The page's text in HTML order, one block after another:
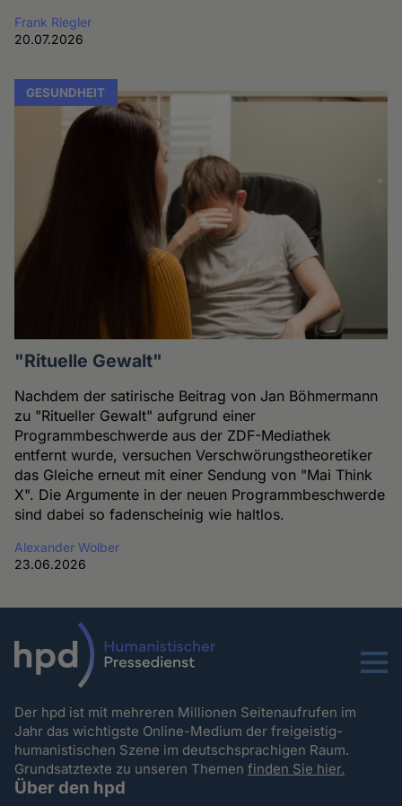
Frank Riegler
20.07.2026
GESUNDHEIT
"Rituelle Gewalt"
Nachdem der satirische Beitrag von Jan Böhmermann
zu "Ritueller Gewalt" aufgrund einer
Programmbeschwerde aus der ZDF-Mediathek
entfernt wurde, versuchen Verschwörungstheoretiker
das Gleiche erneut mit einer Sendung von "Mai Think
X". Die Argumente in der neuen Programmbeschwerde
sind dabei so fadenscheinig wie haltlos.
Alexander Wolber
23.06.2026
Menu
Der hpd ist mit mehreren Millionen Seitenaufrufen im
Jahr das wichtigste Online-Medium der freigeistig-
humanistischen Szene im deutschsprachigen Raum.
Grundsatztexte zu unseren Themenfinden Sie hier.
Über den hpd